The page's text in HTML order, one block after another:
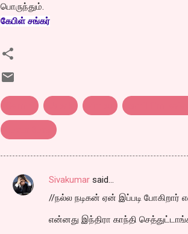
பொருந்தும்.
கேபிள் சங்கர்
C
Sivakumar said…
//நல்ல நடிகன் ஏன் இப்படி போகிறார்
என்னது இந்திரா காந்தி